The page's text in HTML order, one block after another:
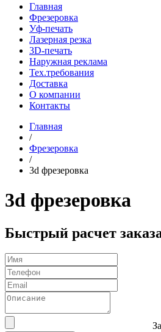
Главная
Фрезеровка
Уф-печать
Лазерная резка
3D-печать
Наружная реклама
Тех.требования
Доставка
О компании
Контакты
Главная
/
Фрезеровка
/
3d фрезеровка
3d фрезеровка
Быстрый расчет